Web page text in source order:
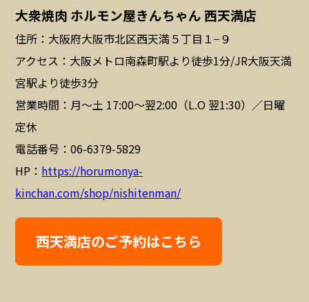
大衆焼肉 ホルモン屋きんちゃん 西天満店
住所：大阪府大阪市北区西天満５丁目１−９
アクセス：大阪メトロ南森町駅より徒歩1分/JR大阪天満
宮駅より徒歩3分
営業時間：月〜土 17:00〜翌2:00（L.O 翌1:30）／日曜
定休
電話番号：06-6379-5829
HP： https://horumonya-
kinchan.com/shop/nishitenman/
西天満店のご予約はこちら